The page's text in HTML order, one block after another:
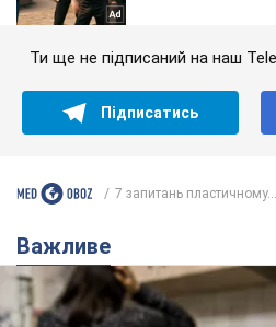
Ти ще не підписаний на наш
Підписатись
7 запитань пластичному...
Важливе